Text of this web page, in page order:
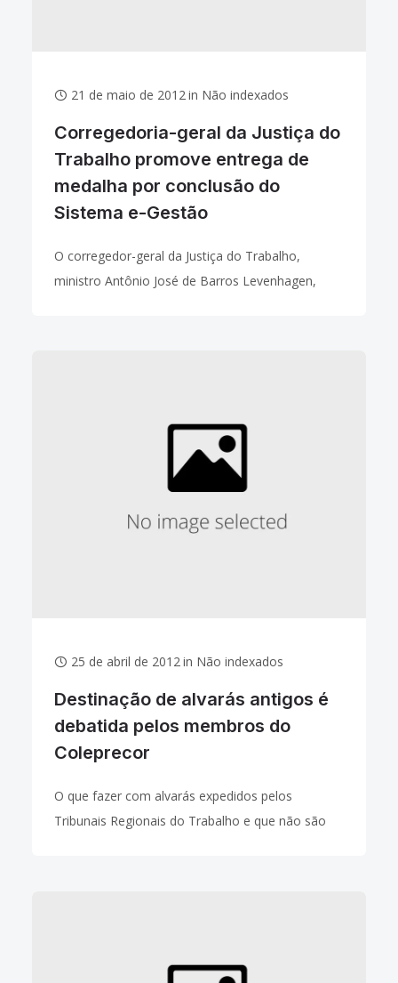
21 de maio de 2012 in Não indexados
Corregedoria-geral da Justiça do
Trabalho promove entrega de
medalha por conclusão do
Sistema e-Gestão
O corregedor-geral da Justiça do Trabalho,
ministro Antônio José de Barros Levenhagen,
25 de abril de 2012 in Não indexados
Destinação de alvarás antigos é
debatida pelos membros do
Coleprecor
O que fazer com alvarás expedidos pelos
Tribunais Regionais do Trabalho e que não são